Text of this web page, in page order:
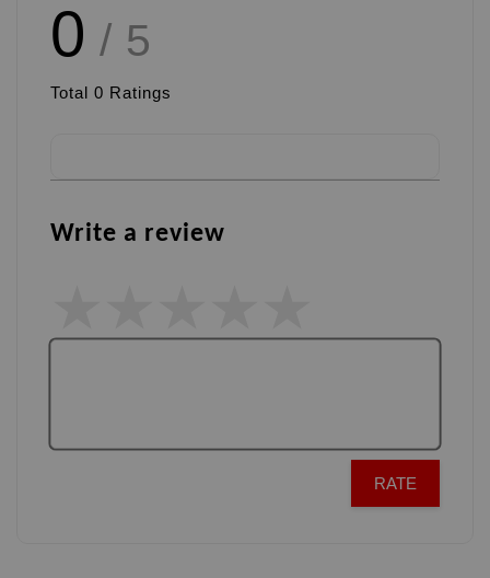
0 / 5
Total 0 Ratings
Write a review
RATE